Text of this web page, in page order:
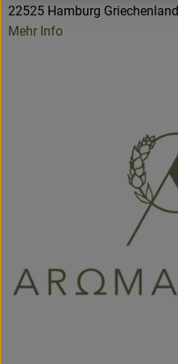
22525 Hamburg Griechenland
Mehr Info